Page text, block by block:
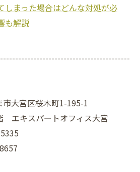
しまった場合はどんな対処が必
も解説
大宮区桜木町1-195-1
エキスパートオフィス大宮